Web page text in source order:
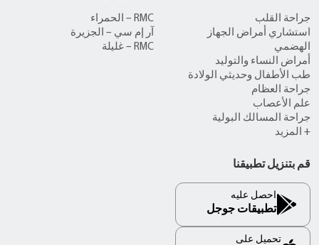
جراحة القلب
استشاري أمراض الجهاز
الهضمي
أمراض النساء والتوليد
طب الأطفال وحديثي الولادة
جراحة العظام
علم الأعصاب
جراحة المسالك البولية
+ المزيد
RMC – الحمراء
آر إم سي – الجزيرة
RMC – غليلة
قم بتنزيل تطبيقنا
احصل عليه
تطبيقات جوجل
تحميل على